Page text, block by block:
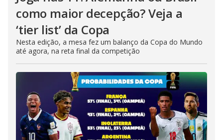
como maior decepção? Veja a
‘tier list’ da Copa
Nesta edição, a mesa fez um balanço da Copa do Mundo
até agora, na reta final da competição